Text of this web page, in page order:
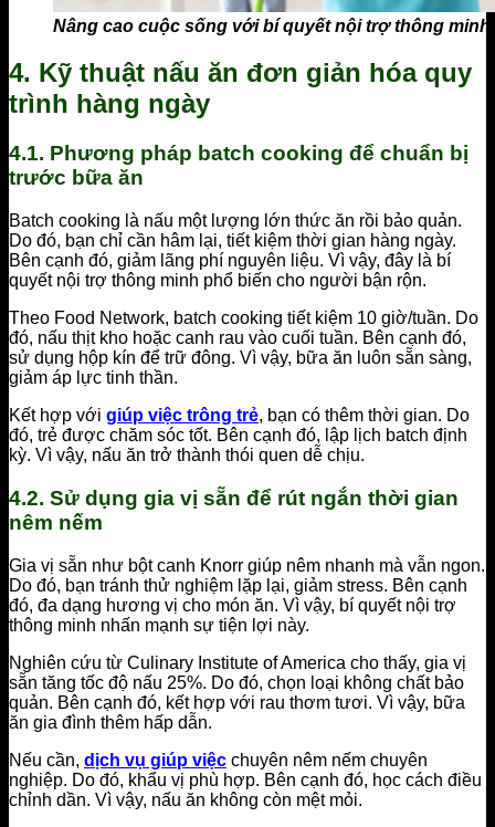
Nâng cao cuộc sống với bí quyết nội trợ thông minh
4. Kỹ thuật nấu ăn đơn giản hóa quy
trình hàng ngày
4.1. Phương pháp batch cooking để chuẩn bị
trước bữa ăn
Batch cooking là nấu một lượng lớn thức ăn rồi bảo quản.
Do đó, bạn chỉ cần hâm lại, tiết kiệm thời gian hàng ngày.
Bên cạnh đó, giảm lãng phí nguyên liệu. Vì vậy, đây là bí
quyết nội trợ thông minh phổ biến cho người bận rộn.
Theo Food Network, batch cooking tiết kiệm 10 giờ/tuần. Do
đó, nấu thịt kho hoặc canh rau vào cuối tuần. Bên cạnh đó,
sử dụng hộp kín để trữ đông. Vì vậy, bữa ăn luôn sẵn sàng,
giảm áp lực tinh thần.
Kết hợp với giúp việc trông trẻ, bạn có thêm thời gian. Do
đó, trẻ được chăm sóc tốt. Bên cạnh đó, lập lịch batch định
kỳ. Vì vậy, nấu ăn trở thành thói quen dễ chịu.
4.2. Sử dụng gia vị sẵn để rút ngắn thời gian
nêm nếm
Gia vị sẵn như bột canh Knorr giúp nêm nhanh mà vẫn ngon.
Do đó, bạn tránh thử nghiệm lặp lại, giảm stress. Bên cạnh
đó, đa dạng hương vị cho món ăn. Vì vậy, bí quyết nội trợ
thông minh nhấn mạnh sự tiện lợi này.
Nghiên cứu từ Culinary Institute of America cho thấy, gia vị
sẵn tăng tốc độ nấu 25%. Do đó, chọn loại không chất bảo
quản. Bên cạnh đó, kết hợp với rau thơm tươi. Vì vậy, bữa
ăn gia đình thêm hấp dẫn.
Nếu cần, dịch vụ giúp việc chuyên nêm nếm chuyên
nghiệp. Do đó, khẩu vị phù hợp. Bên cạnh đó, học cách điều
chỉnh dần. Vì vậy, nấu ăn không còn mệt mỏi.